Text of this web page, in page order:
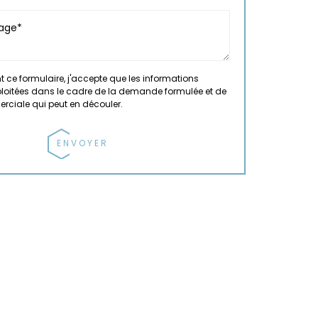
ce formulaire, j'accepte que les informations
dans le cadre de la demande formulée et de
qui peut en découler.